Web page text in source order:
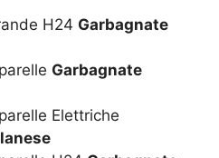
H24 Garbagnate
Garbagnate
Elettriche